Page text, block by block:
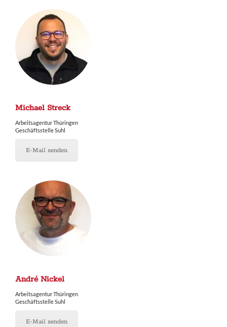
Michael Streck
Arbeitsagentur Thüringen
Geschäftsstelle Suhl
E-Mail senden
André Nickel
Arbeitsagentur Thüringen
Geschäftsstelle Suhl
E-Mail senden